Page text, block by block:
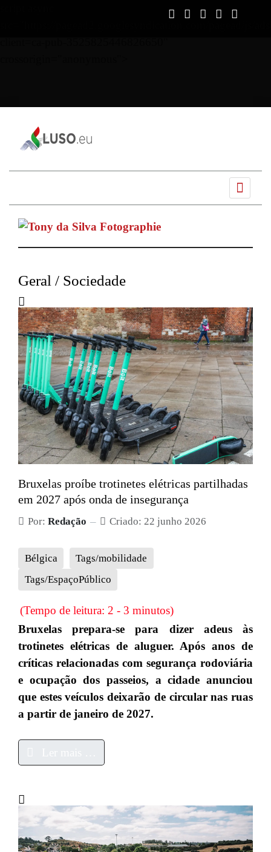
Geral / Sociedade
Bruxelas proíbe trotinetes elétricas partilhadas
em 2027 após onda de insegurança
Por: Redação Criado: 22 junho 2026
Bélgica
Tags/mobilidade
Tags/EspaçoPúblico
(Tempo de leitura: 2 - 3 minutos)
Bruxelas prepara-se para dizer adeus às
trotinetes elétricas de aluguer. Após anos de
críticas relacionadas com segurança rodoviária
e ocupação dos passeios, a cidade anunciou
que estes veículos deixarão de circular nas ruas
a partir de janeiro de 2027.